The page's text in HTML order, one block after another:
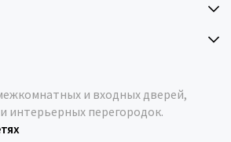
и входных дверей,
интерьерных перегородок.